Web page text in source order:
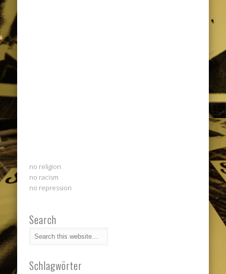
no religion
no racism
no repression
Search
Schlagwörter